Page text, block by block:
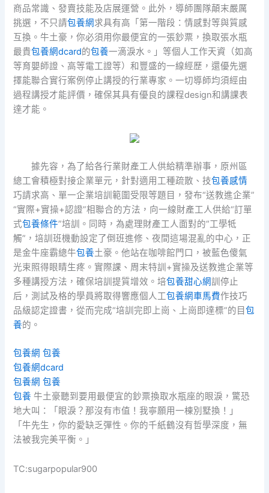
商品常識、發賣技能及店展運營。此外，導師團隊顛末嚴厲
挑選，不只請包養網求具有高「第一階段：情感對等與質感
互換。牛土豪，你必須用你最便宜的一張鈔票，換取張水瓶
最貴包養網dcard的包養一滴淚水。」等個人工作天資（如高
等育嬰師證、高等電工證等）和豐盛的一線經歷，還優先選
擇能聯合實行案例停止講授的行業專家。一切導師均須經由
過程講授才能評價，確保其具有優良的課程design和講課表
達才能。
據先容，為了給各行業財產工人供給精準辦事，原州區
總工會積極對接企業單元，針對適用工種疏散、技包養感情
巧請求高、單一企業培訓範圍受限等題目，發布“送教進企業”
“實際+實操+認證”相聯合的方法，向一線財產工人供給“訂單
式包養條件”培訓。同時，為處理財產工人面對的“工學牴
觸”，培訓班機動設定了倒班進修、夜間這場混亂的中心，正
是金牛座霸總牛包養土豪。他站在咖啡館門口，被藍色傻氣
光束照得眼睛生疼。實際課、周末特訓+實操及送教進企業等
多種講授方法，確保培訓提質增效。培包養甜心網訓停止
后，測試及格的學員將取得響應個人工包養網車馬費作技巧
品級認定證書，從而完成“培訓完即上崗、上崗即達標”的目包
養的。
包養網 包養
包養網dcard
包養網 包養
包養 牛土豪聽到要用最便宜的鈔票換取水瓶座的眼淚，驚恐
地大叫：「眼淚？那沒有市值！我寧願用一棟別墅換！」
「牛先生，你的愛缺乏彈性。你的千紙鶴沒有哲學深度，無
法被我完美平衡。」
TC:sugarpopular900